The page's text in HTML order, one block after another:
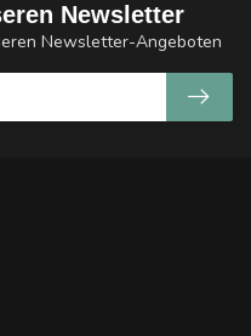
Newsletter
Newsletter-Angeboten